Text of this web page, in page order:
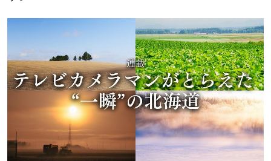
Sitakke編集部あい
【いろんな価値観や生き方に触れたい】
Sitakke編集部 IKU
【暮らしの知恵を身につけたい】
【まったり楽しみたい】 札幌市